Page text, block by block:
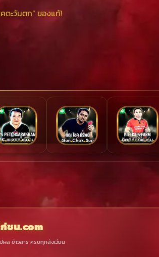
ะวันตก” ของแท้!
ชน.com
ล ข่าวสาร ครบทุกสังเวียน